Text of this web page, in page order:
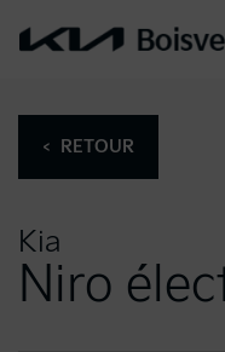
< RETOUR
Kia
Niro